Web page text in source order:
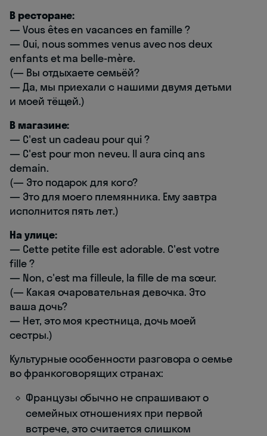
В ресторане:
— Vous êtes en vacances en famille ?
— Oui, nous sommes venus avec nos deux
enfants et ma belle-mère.
(— Вы отдыхаете семьёй?
— Да, мы приехали с нашими двумя детьми
и моей тёщей.)
В магазине:
— C'est un cadeau pour qui ?
— C'est pour mon neveu. Il aura cinq ans
demain.
(— Это подарок для кого?
— Это для моего племянника. Ему завтра
исполнится пять лет.)
На улице:
— Cette petite fille est adorable. C'est votre
fille ?
— Non, c'est ma filleule, la fille de ma sœur.
(— Какая очаровательная девочка. Это
ваша дочь?
— Нет, это моя крестница, дочь моей
сестры.)
Культурные особенности разговора о семье
во франкоговорящих странах:
Французы обычно не спрашивают о
семейных отношениях при первой
встрече, это считается слишком